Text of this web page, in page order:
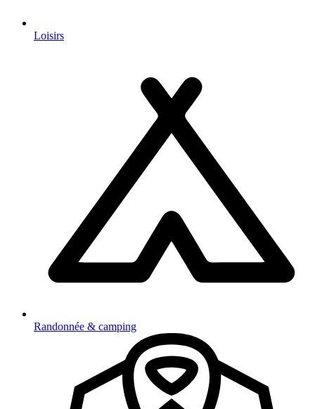
Loisirs
Randonnée & camping